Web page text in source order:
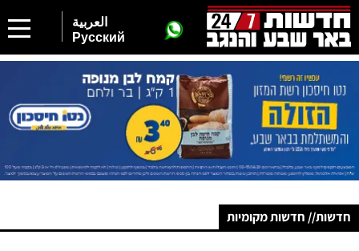
العربية
Русский
חדשות// חדשות מקומיות